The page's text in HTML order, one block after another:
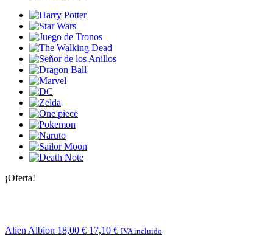
¡Oferta!
Alien Albion 18,00€ 17,10 € IVA incluido